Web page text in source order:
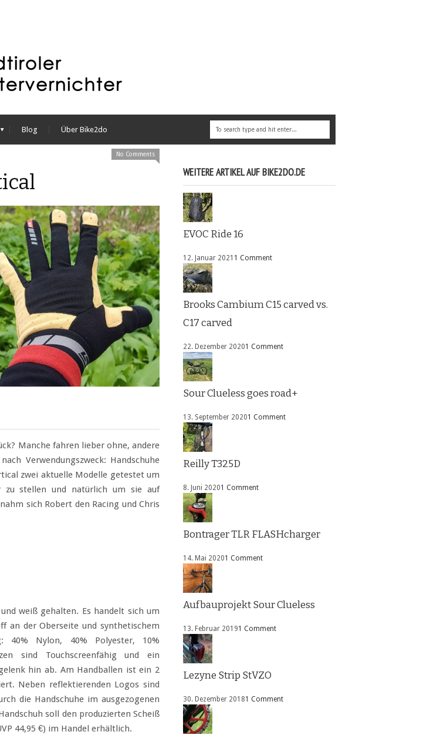
Blog Über Bike2do
No Comments
Manche fahren lieber ohne, andere
Verwendungszweck: Handschuhe
zwei aktuelle Modelle getestet um
zu stellen und natürlich um sie auf
sich Robert den Racing und Chris
weiß gehalten. Es handelt sich um
an der Oberseite und synthetischem
40% Nylon, 40% Polyester, 10%
sind Touchscreenfähig und ein
hin ab. Am Handballen ist ein 2
Neben reflektierenden Logos sind
die Handschuhe im ausgezogenen
soll den produzierten Scheiß
44,95 €) im Handel erhältlich.
WEITERE ARTIKEL AUF BIKE2DO.DE
EVOC Ride 16
12. Januar 2021 1 Comment
Brooks Cambium C15 carved vs.
C17 carved
22. Dezember 20201 Comment
Sour Clueless goes road+
13. September 20201 Comment
Reilly T325D
8. Juni 20201 Comment
Bontrager TLR FLASHcharger
14. Mai 20201 Comment
Aufbauprojekt Sour Clueless
13. Februar 20191 Comment
Lezyne Strip StVZO
30. Dezember 20181 Comment